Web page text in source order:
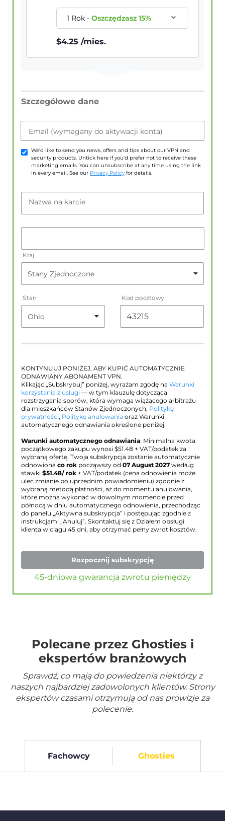
1 Rok-Oszczędzasz15%
$4.25 /mies.
Szczegółowe dane
Email (wymagany do aktywacji konta)
We'd like to send you news, offers and tips about our VPN and
security products. Untick here if you'd prefer not to receive these
marketing emails. You can unsubscribe at any time using the link
in every email. See our Privacy Policy for details.
Nazwa na karcie
Kraj
Stan Kod pocztowy
KONTYNUUJ PONIŻEJ, ABY KUPIĆ AUTOMATYCZNIE
ODNAWIANY ABONAMENT VPN.
Klikając „Subskrybuj” poniżej, wyrażam zgodę na Warunki
korzystania z usługi — w tym klauzulę dotyczącą
rozstrzygania sporów, która wymaga wiążącego arbitrażu
dla mieszkańców Stanów Zjednoczonych; Politykę
prywatności, Politykę anulowania oraz Warunki
automatycznego odnawiania określone poniżej.
Warunki automatycznego odnawiania: Minimalna kwota
początkowego zakupu wynosi $51.48 + VAT/podatek za
wybraną ofertę. Twoja subskrypcja zostanie automatycznie
odnowiona co rok począwszy od 07 August 2027 według
stawki $51.48/ rok + VAT/podatek (cena odnowienia może
ulec zmianie po uprzednim powiadomieniu) zgodnie z
wybraną metodą płatności, aż do momentu anulowania,
które można wykonać w dowolnym momencie przed
północą w dniu automatycznego odnowienia, przechodząc
do panelu „Aktywna subskrypcja” i postępując zgodnie z
instrukcjami „Anuluj”. Skontaktuj się z Działem obsługi
klienta w ciągu 45 dni, aby otrzymać pełny zwrot kosztów.
Rozpocznij subskrypcję
45-dniowa gwarancja zwrotu pieniędzy
Polecane przez Ghosties i
ekspertów branżowych
Sprawdź, co mają do powiedzenia niektórzy z
naszych najbardziej zadowolonych klientów. Strony
ekspertów czasami otrzymują od nas prowizje za
polecenie.
Fachowcy Ghosties